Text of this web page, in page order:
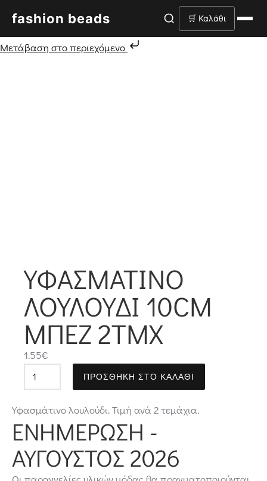
fashion beads 🛒 Καλάθι
Μετάβαση στο περιεχόμενο
ΥΦΑΣΜΆΤΙΝΟ
ΛΟΥΛΟΎΔΙ 10CM
ΜΠΕΖ 2ΤΜΧ
1.55€
ΠΡΟΣΘΉΚΗ ΣΤΟ ΚΑΛΆΘΙ
Υφασμάτινο λουλούδι. Τιμή ανά 2 τεμάχια.
ΕΝΗΜΈΡΩΣΗ -
ΑΎΓΟΥΣΤΟΣ 2026